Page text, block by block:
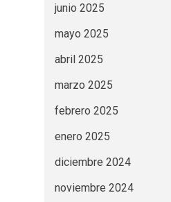
junio 2025
mayo 2025
abril 2025
marzo 2025
febrero 2025
enero 2025
diciembre 2024
noviembre 2024